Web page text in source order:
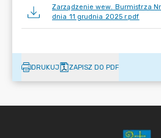
Zarządzenie wew. Burmistrza
dnia 11 grudnia 2025 r.pdf
DRUKUJ ZAPISZ DO PDF